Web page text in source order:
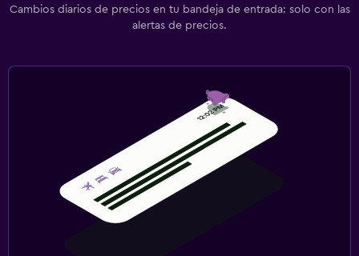
Cambios diarios de precios en tu bandeja de entrada: solo con las
alertas de precios.